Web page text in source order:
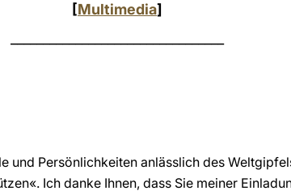
[Multimedia]
und Persönlichkeiten anlässlich des
Ich danke Ihnen, dass Sie meiner